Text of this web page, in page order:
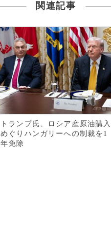
関連記事
トランプ氏、ロシア産原油購入
めぐりハンガリーへの制裁を1
年免除